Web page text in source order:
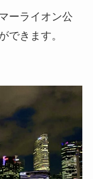
ーライオン公
できます。